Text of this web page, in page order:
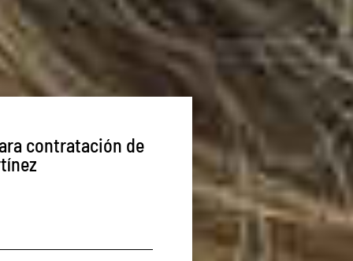
contratación de